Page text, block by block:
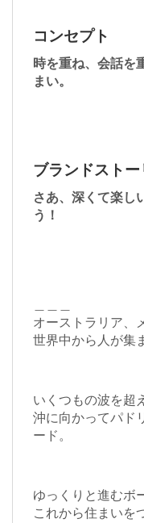
コンセプト
時を重ね、会話を
まい。
ブランドストー
さあ、深くて楽し
う！
オーストラリア、
世界中から人が集
いくつもの波を超
沖に向かってパド
ード。
ゆっくりと進むボ
これから住まいを